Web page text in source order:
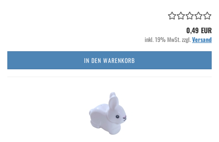
0,49 EUR
inkl. 19% MwSt. zzgl.Versand
IN DEN WARENKORB